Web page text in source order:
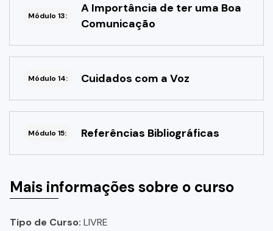
Módulo 13:
A Importância de ter uma Boa
Comunicação
Módulo 14: Cuidados com a Voz
Módulo 15: Referências Bibliográficas
Mais informações sobre o curso
Tipo de Curso: LIVRE